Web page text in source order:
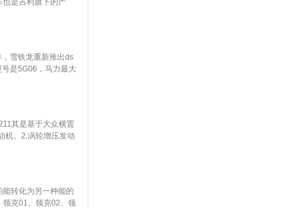
，不但能保证发动
是吉利旗下的产
生的CMA平台，未
利：从资本上来说也
只是有国外发展历
雪铁龙重新推出ds
是5G06，马力最大
扭矩是250Nm。ds
级汽油机油；柴油发
不低于生产厂家规
在使用过程中油质都
种种问题。为了避免
从滤清器的细孔通
带回润滑部位，促
在运转过程中，燃烧
塞环与缸壁之间的间
其是基于大众横置
机。2.涡轮增压发动
来推动涡轮室内涡
。2、使用合格的冷
按时更换车辆的空
坏。
转化为另一种能的
克01、领克02、领